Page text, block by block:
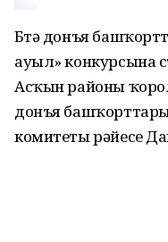
Бөтә донъя
ауыл» конкурсына
Асҡын районы
донъя
комитеты рәйесе